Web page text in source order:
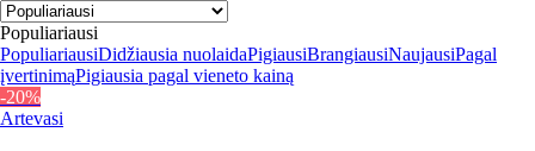
Populiariausi
PopuliariausiDidžiausia nuolaidaPigiausiBrangiausiNaujausiPagal
įvertinimąPigiausia pagal vieneto kainą
-20%
Artevasi